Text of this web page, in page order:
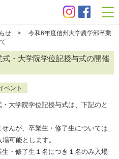
せ > 令和6年度信州大学農学部卒業
・大学院学位記授与式の開催
ベント
大学院学位記授与式は、下記のと
んが、卒業生・修了生については
可能とします。
・修了生１名につき１名のみ入場